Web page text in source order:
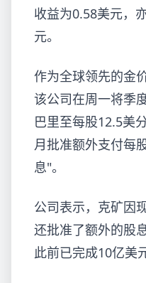
收益为0.58美元，
元。
作为全球领先的金
该公司在周一将季
巴里至每股12.5美
月批准额外支付每
息"。
公司表示，克矿因
还批准了额外的股
此前已完成10亿美